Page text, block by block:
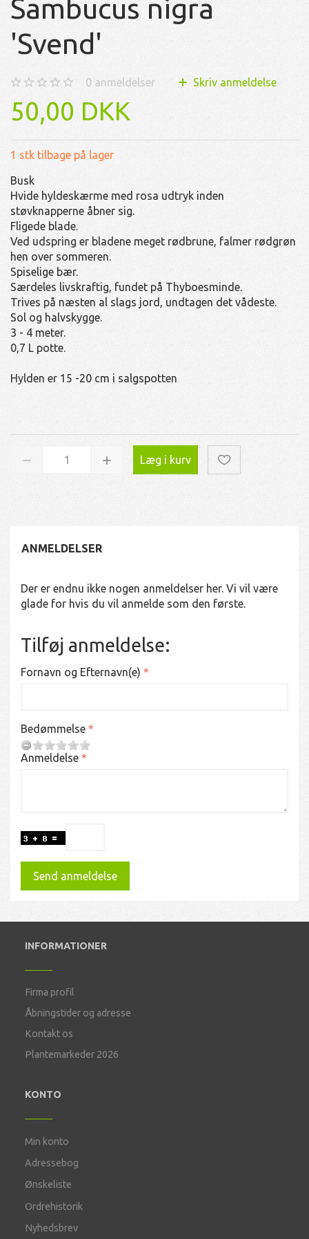
Sambucus nigra
'Svend'
0 anmeldelser Skriv anmeldelse
50,00 DKK
1 stk tilbage på lager
Busk
Hvide hyldeskærme med rosa udtryk inden
støvknapperne åbner sig.
Fligede blade.
Ved udspring er bladene meget rødbrune, falmer rødgrøn
hen over sommeren.
Spiselige bær.
Særdeles livskraftig, fundet på Thyboesminde.
Trives på næsten al slags jord, undtagen det vådeste.
Sol og halvskygge.
3 - 4 meter.
0,7 L potte.
Hylden er 15 -20 cm i salgspotten
Læg i kurv
ANMELDELSER
Der er endnu ikke nogen anmeldelser her. Vi vil være
glade for hvis du vil anmelde som den første.
Tilføj anmeldelse:
Fornavn og Efternavn(e)
Bedømmelse
Anmeldelse
Send anmeldelse
INFORMATIONER
Firma profil
Åbningstider og adresse
Kontakt os
Plantemarkeder 2026
KONTO
Min konto
Adressebog
Ønskeliste
Ordrehistorik
Nyhedsbrev